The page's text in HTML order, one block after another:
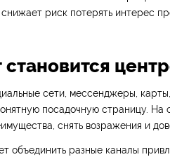
риск потерять интерес
становится
сети, мессенджеры,
посадочную страницу.
снять возражения и
объединить разные каналы